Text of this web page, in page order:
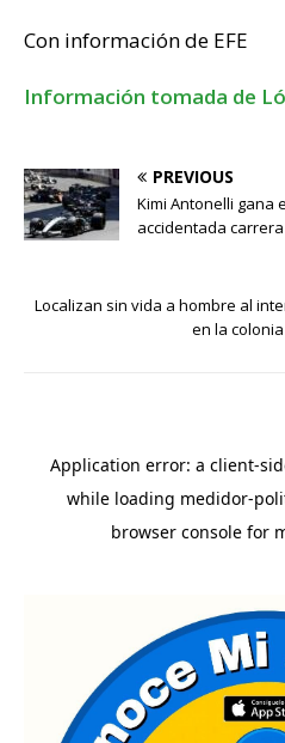
Con información de EFE
Información tomada de
PREVIOUS
Kimi Antonelli gana
accidentada carrera
Localizan sin vida a hombre al
en la